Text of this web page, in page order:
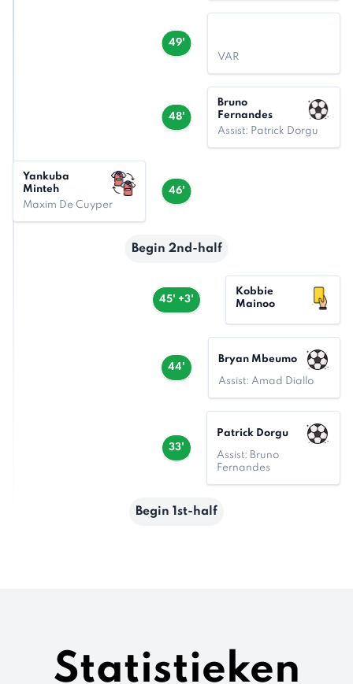
49'
VAR
48'
Bruno
Fernandes
Assist: Patrick Dorgu
46'
Yankuba
Minteh
Maxim De Cuyper
Begin 2nd-half
45' +3'
Kobbie
Mainoo
44'
Bryan Mbeumo
Assist: Amad Diallo
33'
Patrick Dorgu
Assist: Bruno
Fernandes
Begin 1st-half
Statistieken